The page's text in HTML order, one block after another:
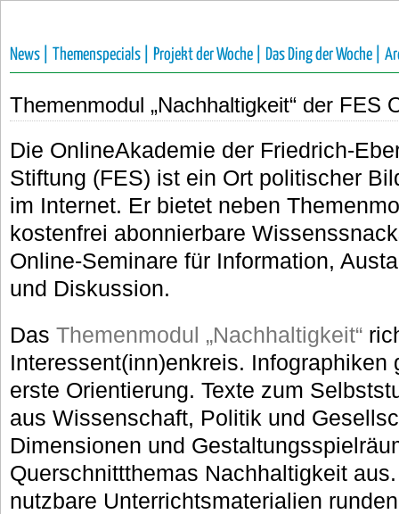
News | Themenspecials | Projekt der Woche | Das Ding der Woche |
Themenmodul „Nachhaltigkeit“ der FES
Die OnlineAkademie der Friedrich-
Stiftung (FES) ist ein Ort politischer
im Internet. Er bietet neben
kostenfrei abonnierbare
Online-Seminare für Information,
und Diskussion.
Das Themenmodul „Nachhaltigkeit“
Interessent(inn)enkreis. Infographiken
erste Orientierung. Texte zum
aus Wissenschaft, Politik und
Dimensionen und
Querschnittthemas Nachhaltigkeit
nutzbare Unterrichtsmaterialien